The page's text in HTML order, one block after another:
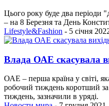
Цього року буде два періоди
– на 8 Березня та День
Lifestyle&Fashion - 5 січня
Влада ОАЕ скасувала
ОАЕ – перша країна у світі,
робочий тиждень коротший
тиждень, зазначили в уряді.